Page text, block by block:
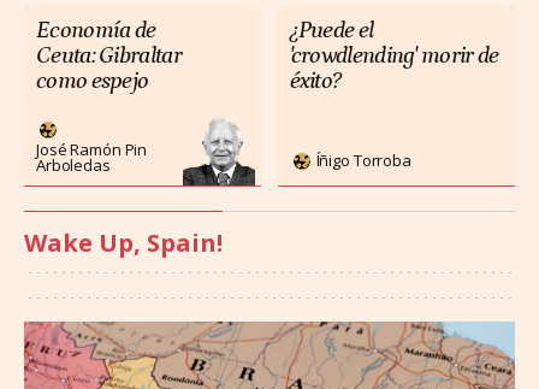
Economía de
Ceuta: Gibraltar
como espejo
José Ramón Pin
Arboledas
¿Puede el
'crowdlending' morir de
éxito?
Íñigo Torroba
Wake Up, Spain!